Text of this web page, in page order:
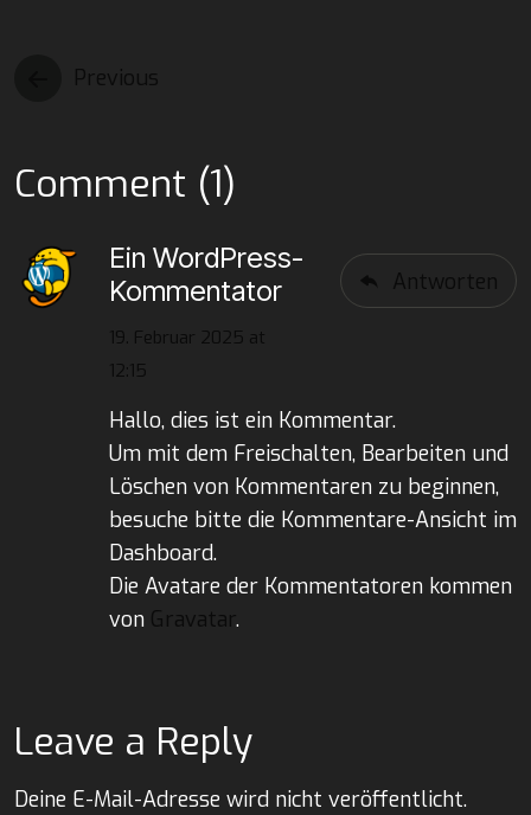
Previous
Comment (1)
Ein WordPress-
Kommentator
19. Februar 2025 at
12:15
Antworten
Hallo, dies ist ein Kommentar.
Um mit dem Freischalten, Bearbeiten und
Löschen von Kommentaren zu beginnen,
besuche bitte die Kommentare-Ansicht im
Dashboard.
Die Avatare der Kommentatoren kommen
von Gravatar.
Leave a Reply
Deine E-Mail-Adresse wird nicht veröffentlicht.